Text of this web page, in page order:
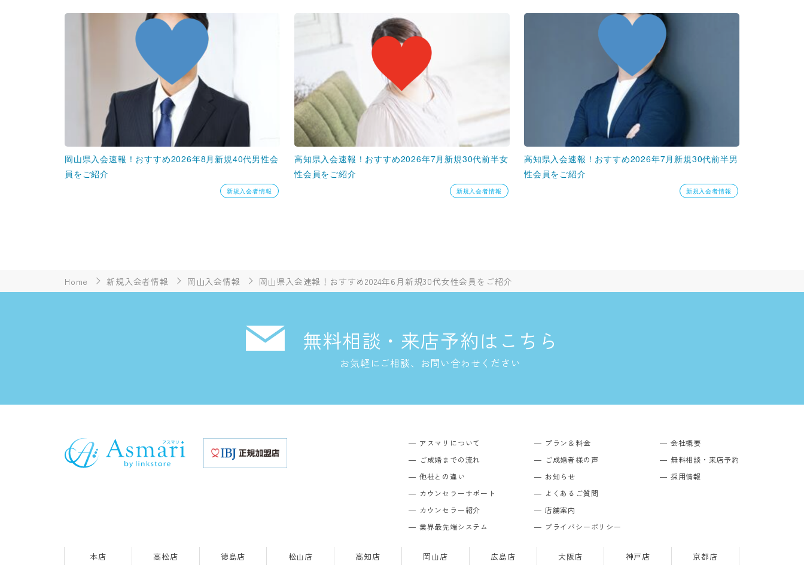
岡山県入会速報！おすすめ2026年8月新規40代男性会
員をご紹介
新規入会者情報
高知県入会速報！おすすめ2026年7月新規30代前半女
性会員をご紹介
新規入会者情報
高知県入会速報！おすすめ2026年7月新規30代前半男
性会員をご紹介
新規入会者情報
Home 新規入会者情報 岡山入会情報 岡山県入会速報！おすすめ2024年6月新規30代女性会員をご紹介
無料相談・来店予約はこちら
お気軽にご相談、お問い合わせください
アスマリについて
ご成婚までの流れ
他社との違い
カウンセラーサポート
カウンセラー紹介
業界最先端システム
プラン＆料金
ご成婚者様の声
お知らせ
よくあるご質問
店舗案内
プライバシーポリシー
会社概要
無料相談・来店予約
採用情報
本店 高松店 徳島店 松山店 高知店 岡山店 広島店 大阪店 神戸店 京都店